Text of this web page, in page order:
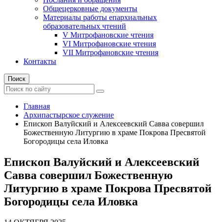
Общецерковные документы
Материалы работы епархиальных
образовательных чтений
V Митрофановские чтения
VI Митрофановские чтения
VII Митрофановские чтения
Контакты
Поиск
Главная
Архипастырское служение
Епископ Валуйский и Алексеевский Савва совершил
Божественную Литургию в храме Покрова Пресвятой
Богородицы села Иловка
Епископ Валуйский и Алексеевский
Савва совершил Божественную
Литургию в храме Покрова Пресвятой
Богородицы села Иловка